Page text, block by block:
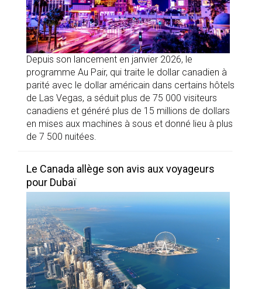
Depuis son lancement en janvier 2026, le
programme Au Pair, qui traite le dollar canadien à
parité avec le dollar américain dans certains hôtels
de Las Vegas, a séduit plus de 75 000 visiteurs
canadiens et généré plus de 15 millions de dollars
en mises aux machines à sous et donné lieu à plus
de 7 500 nuitées.
Le Canada allège son avis aux voyageurs
pour Dubaï